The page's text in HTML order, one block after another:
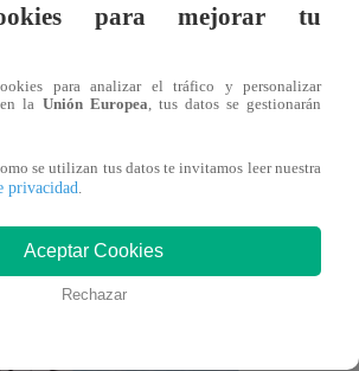
– Domingo 19 de
8
te puede
para mejorar tu
para analizar el tráfico y personalizar
la Unión Europea , tus datos se gestionarán
se utilizan tus datos te invitamos leer nuestra
privacidad
Aceptar Cookies
Rechazar